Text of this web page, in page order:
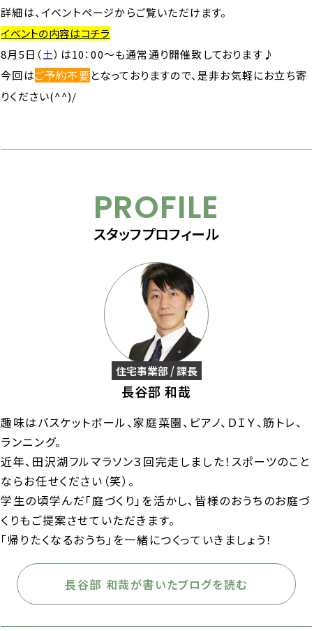
詳細は、イベントページからご覧いただけます。
イベントの内容はコチラ
8月5日（土）は10：00～も通常通り開催致しております♪
今回はご予約不要となっておりますので、是非お気軽にお立ち寄
りください(^^)/
PROFILE
スタッフプロフィール
住宅事業部 / 課長
長谷部 和哉
趣味はバスケットボール、家庭菜園、ピアノ、ＤＩＹ、筋トレ、
ランニング。
近年、田沢湖フルマラソン３回完走しました！スポーツのこと
ならお任せください（笑）。
学生の頃学んだ「庭づくり」を活かし、皆様のおうちのお庭づ
くりもご提案させていただきます。
「帰りたくなるおうち」を一緒につくっていきましょう！
長谷部 和哉が書いたブログを読む